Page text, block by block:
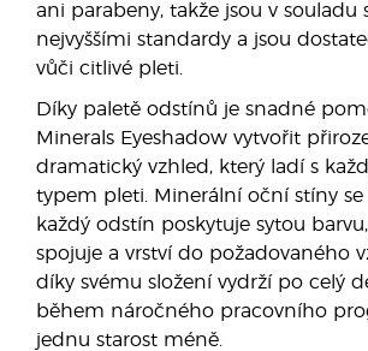
ani parabeny, takže jsou v souladu
nejvyššími standardy a jsou
vůči citlivé pleti.
Díky paletě odstínů je snadné
Minerals Eyeshadow vytvořit
dramatický vzhled, který ladí s
typem pleti. Minerální oční stíny se
každý odstín poskytuje sytou
spojuje a vrství do požadovaného
díky svému složení vydrží po celý
během náročného pracovního
jednu starost méně.